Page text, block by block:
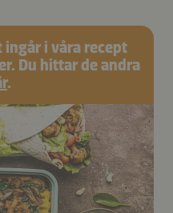
i våra recept
Du hittar de andra
.